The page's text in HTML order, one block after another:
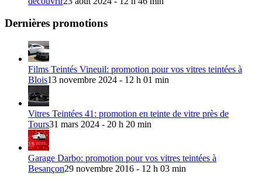
Dernières promotions
Films Teintés Vineuil: promotion pour vos vitres teintées à
Blois13 novembre 2024 - 12 h 01 min
Vitres Teintées 41: promotion en teinte de vitre près de
Tours31 mars 2024 - 20 h 20 min
Garage Darbo: promotion pour vos vitres teintées à
Besançon29 novembre 2016 - 12 h 03 min